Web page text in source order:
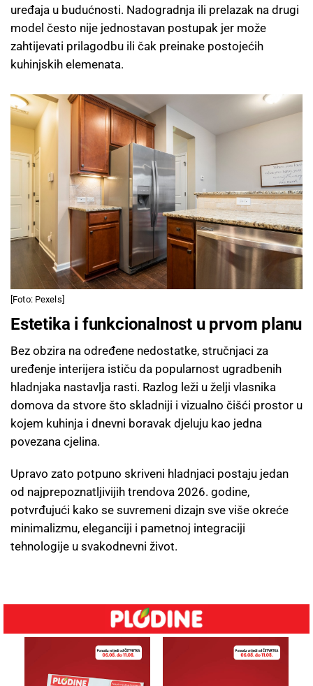
uređaja u budućnosti. Nadogradnja ili prelazak na drugi
model često nije jednostavan postupak jer može
zahtijevati prilagodbu ili čak preinake postojećih
kuhinjskih elemenata.
[Foto: Pexels]
Estetika i funkcionalnost u prvom planu
Bez obzira na određene nedostatke, stručnjaci za
uređenje interijera ističu da popularnost ugradbenih
hladnjaka nastavlja rasti. Razlog leži u želji vlasnika
domova da stvore što skladniji i vizualno čišći prostor u
kojem kuhinja i dnevni boravak djeluju kao jedna
povezana cjelina.
Upravo zato potpuno skriveni hladnjaci postaju jedan
od najprepoznatljivijih trendova 2026. godine,
potvrđujući kako se suvremeni dizajn sve više okreće
minimalizmu, eleganciji i pametnoj integraciji
tehnologije u svakodnevni život.